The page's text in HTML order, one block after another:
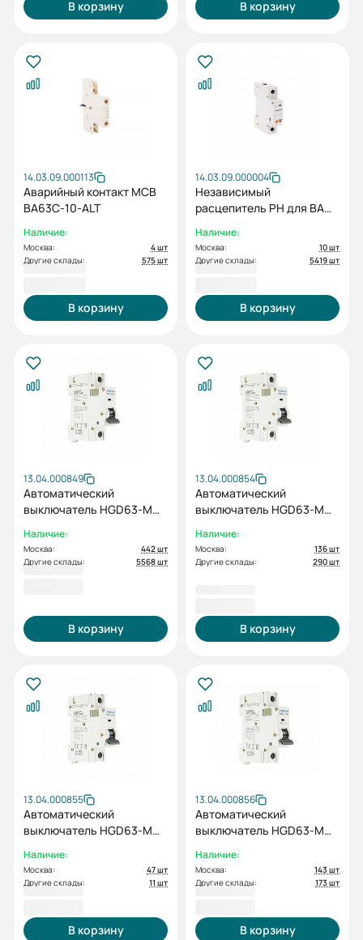
В корзину В корзину
14.03.09.000113
Аварийный контакт MCB
BA63C-10-ALT
Наличие:
Москва:
4 шт
Другие склады:
575 шт
В корзину
14.03.09.000004
Независимый
расцепитель РН для ВА
Наличие:
Москва:
10 шт
Другие склады:
5419 шт
В корзину
13.04.000849
Автоматический
выключатель HGD63-M
6kA (STANDARD)
Наличие:
Москва:
442 шт
Другие склады:
5568 шт
В корзину
13.04.000854
Автоматический
выключатель HGD63-M
(STANDARD)
Наличие:
Москва:
136 шт
Другие склады:
290 шт
В корзину
13.04.000855
Автоматический
выключатель HGD63-M
(STANDARD)
Наличие:
Москва:
47 шт
Другие склады:
11 шт
В корзину
13.04.000856
Автоматический
выключатель HGD63-M
(STANDARD)
Наличие:
Москва:
143 шт
Другие склады:
173 шт
В корзину